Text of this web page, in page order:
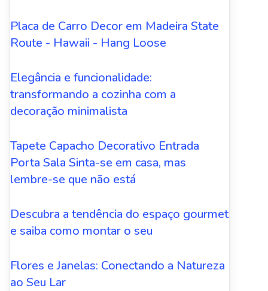
Placa de Carro Decor em Madeira State
Route - Hawaii - Hang Loose
Elegância e funcionalidade:
transformando a cozinha com a
decoração minimalista
Tapete Capacho Decorativo Entrada
Porta Sala Sinta-se em casa, mas
lembre-se que não está
Descubra a tendência do espaço gourmet
e saiba como montar o seu
Flores e Janelas: Conectando a Natureza
ao Seu Lar